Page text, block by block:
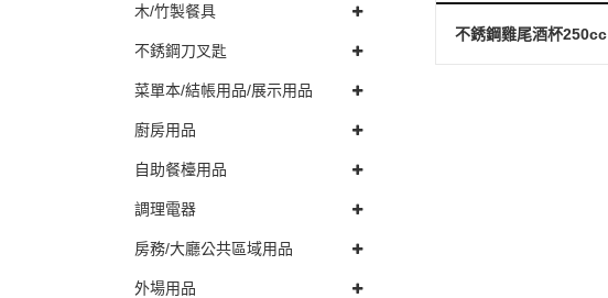
木/竹製餐具
不銹鋼刀叉匙
菜單本/結帳用品/展示用品
廚房用品
自助餐檯用品
調理電器
房務/大廳公共區域用品
外場用品
不銹鋼雞尾酒杯250cc